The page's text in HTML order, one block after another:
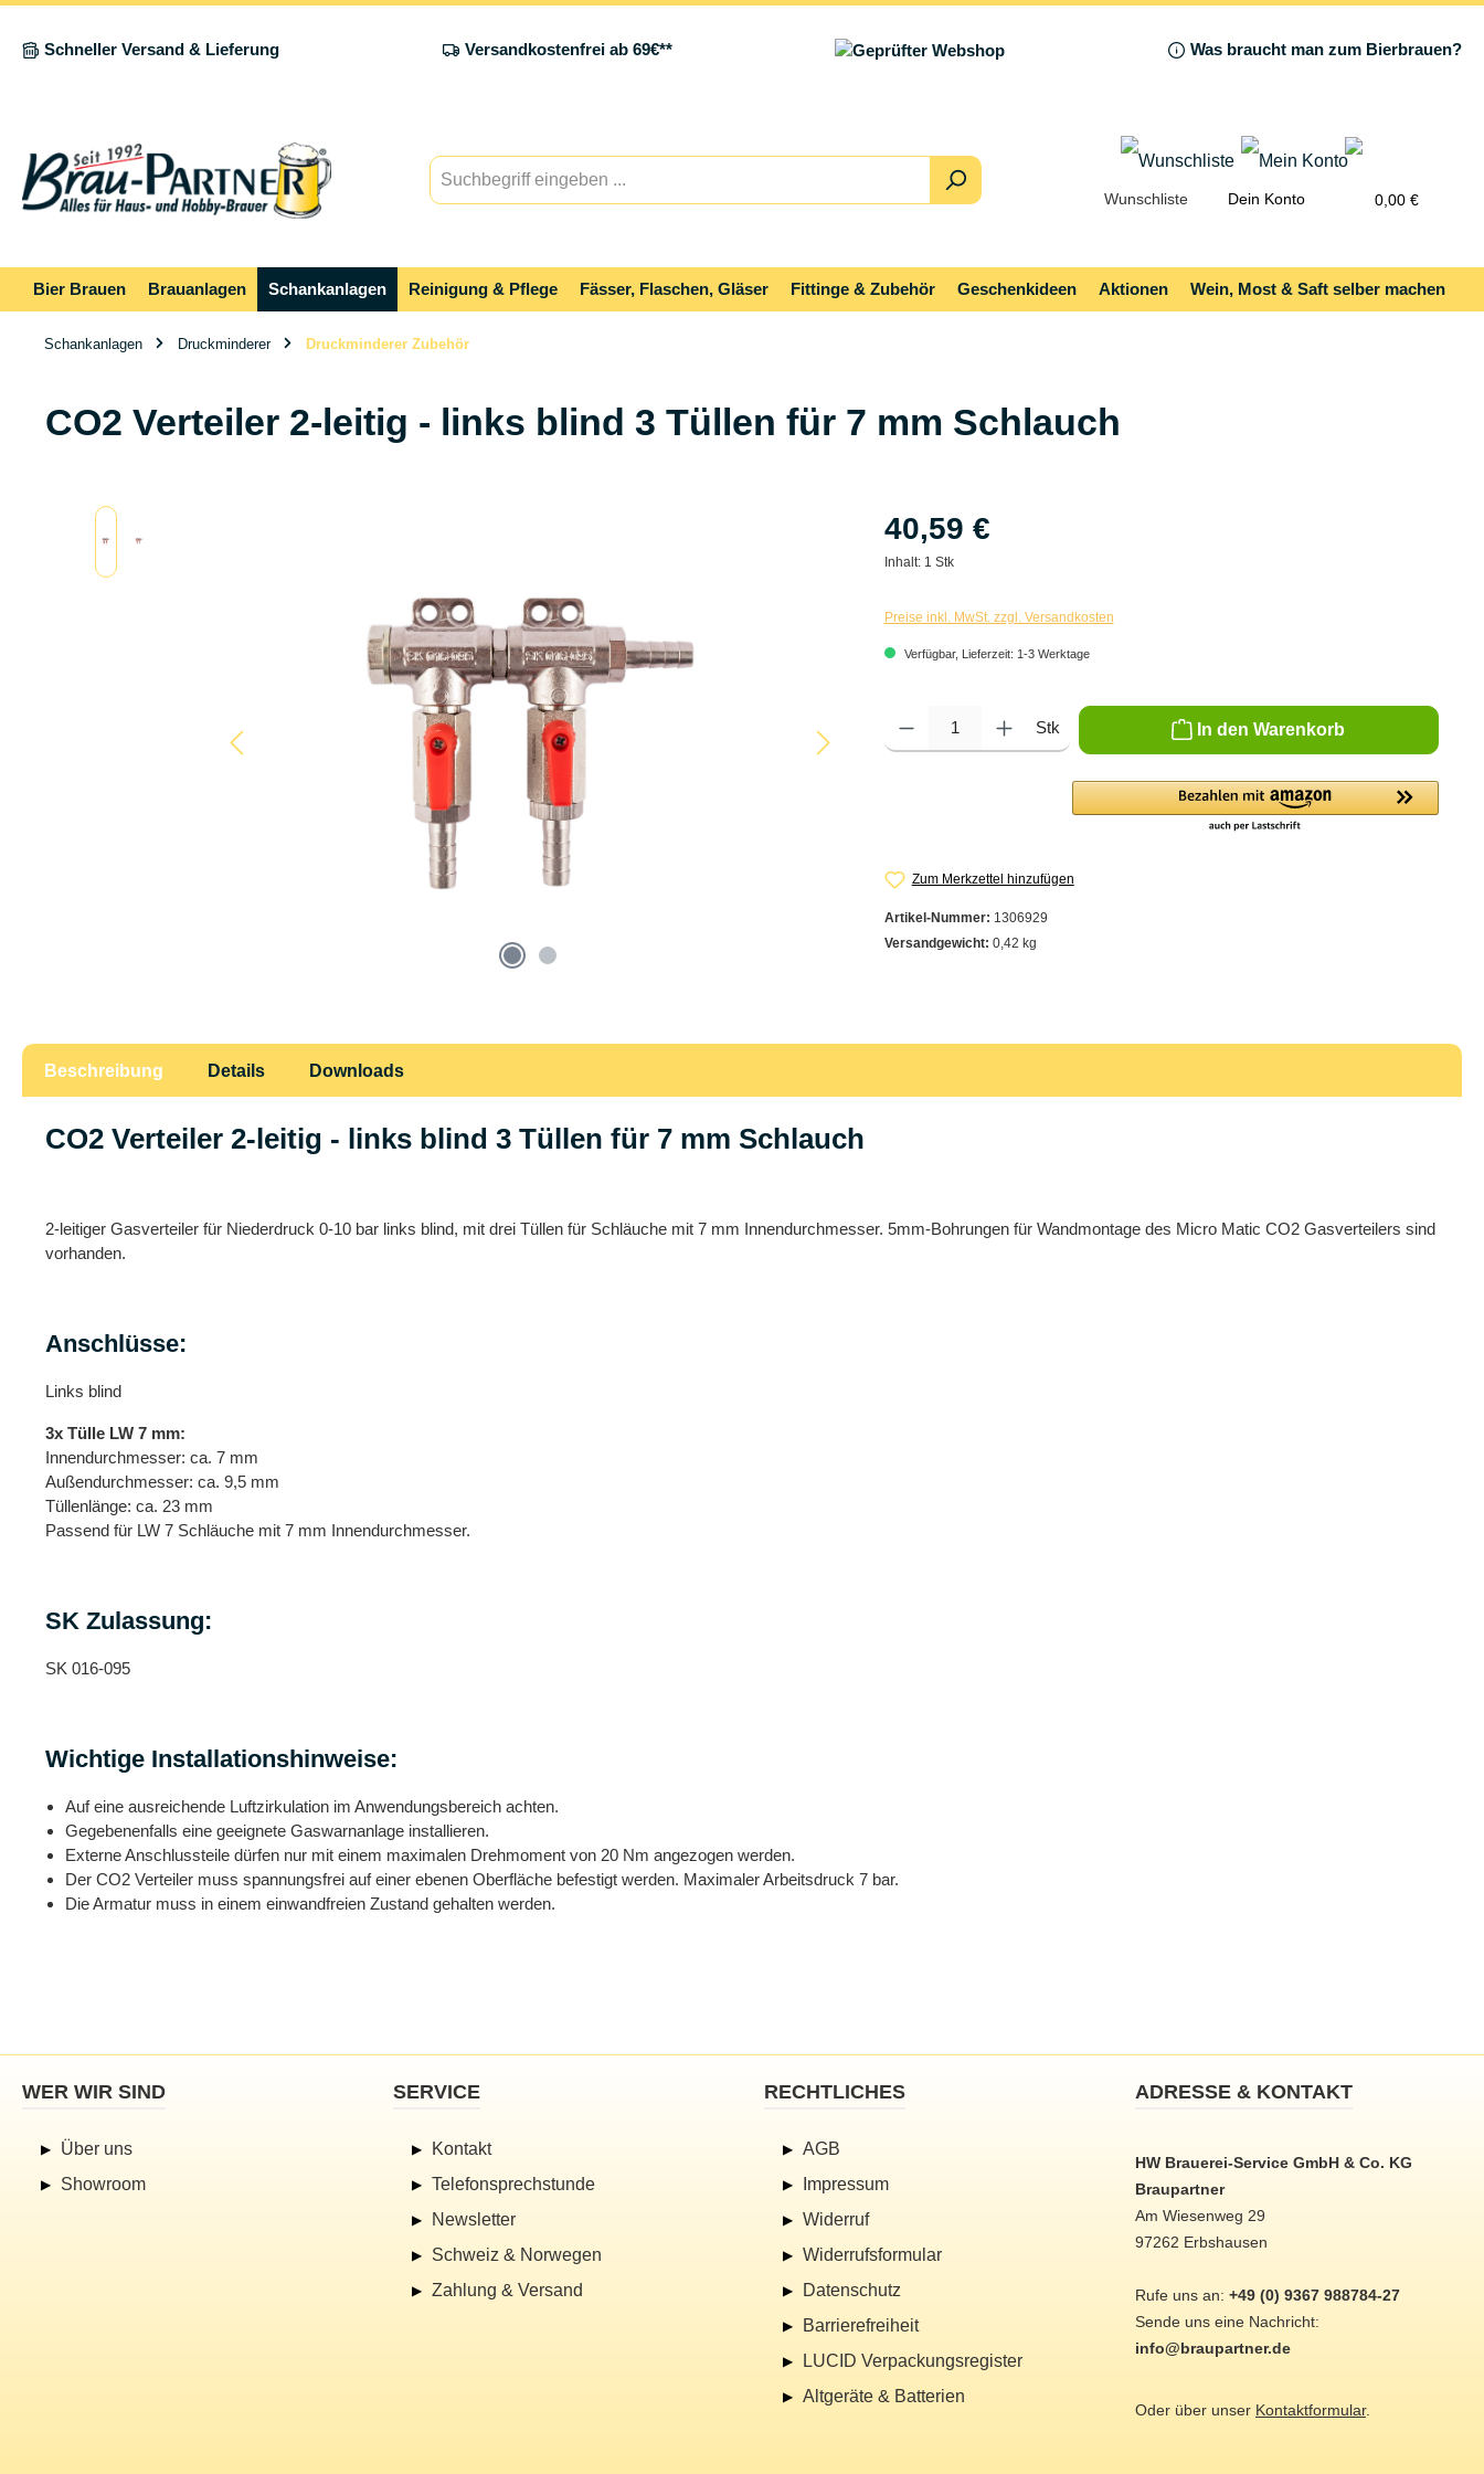
Schneller Versand & Lieferung
Versandkostenfrei ab 69€** Was braucht man zum Bierbrauen?
Wunschliste Dein Konto 0,00 €
Bier Brauen Brauanlagen Schankanlagen Reinigung & Pflege Fässer, Flaschen, Gläser Fittinge & Zubehör Geschenkideen Aktionen Wein, Most & Saft selber machen
Schankanlagen Druckminderer Druckminderer Zubehör
CO2 Verteiler 2-leitig - links blind 3 Tüllen für 7 mm Schlauch
Bildergalerie überspringen 40,59 €
Inhalt: 1 Stk
Preise inkl. MwSt. zzgl. Versandkosten
Verfügbar, Lieferzeit: 1-3 Werktage
Produkt Anzahl: Gib den gewünschten Wert ein oder benutze die Schaltflächen um die Anzahl zu
Stk In den Warenkorb
Zum Merkzettel hinzufügen
Artikel-Nummer: 1306929
Versandgewicht: 0,42 kg
Beschreibung Details Downloads
CO2 Verteiler 2-leitig - links blind 3 Tüllen für 7 mm Schlauch
2-leitiger Gasverteiler für Niederdruck 0-10 bar links blind, mit drei Tüllen für Schläuche mit 7 mm Innendurchmesser. 5mm-Bohrungen für Wandmontage des Micro Matic CO2 Gasverteilers sind
vorhanden.
Anschlüsse:
Links blind
3x Tülle LW 7 mm:
Innendurchmesser: ca. 7 mm
Außendurchmesser: ca. 9,5 mm
Tüllenlänge: ca. 23 mm
Passend für LW 7 Schläuche mit 7 mm Innendurchmesser.
SK Zulassung:
SK 016-095
Wichtige Installationshinweise:
Auf eine ausreichende Luftzirkulation im Anwendungsbereich achten.
Gegebenenfalls eine geeignete Gaswarnanlage installieren.
Externe Anschlussteile dürfen nur mit einem maximalen Drehmoment von 20 Nm angezogen werden.
Der CO2 Verteiler muss spannungsfrei auf einer ebenen Oberfläche befestigt werden. Maximaler Arbeitsdruck 7 bar.
Die Armatur muss in einem einwandfreien Zustand gehalten werden.
ADRESSE & KONTAKT
HW Brauerei-Service GmbH & Co. KG
Braupartner
Am Wiesenweg 29
97262 Erbshausen
Rufe uns an: +49 (0) 9367 988784-27
Sende uns eine Nachricht:
info@braupartner.de
Oder über unser Kontaktformular.
WER WIR SIND
Über uns
Showroom
SERVICE
Kontakt
Telefonsprechstunde
Newsletter
Schweiz & Norwegen
Zahlung & Versand
RECHTLICHES
AGB
Impressum
Widerruf
Widerrufsformular
Datenschutz
Barrierefreiheit
LUCID Verpackungsregister
Altgeräte & Batterien